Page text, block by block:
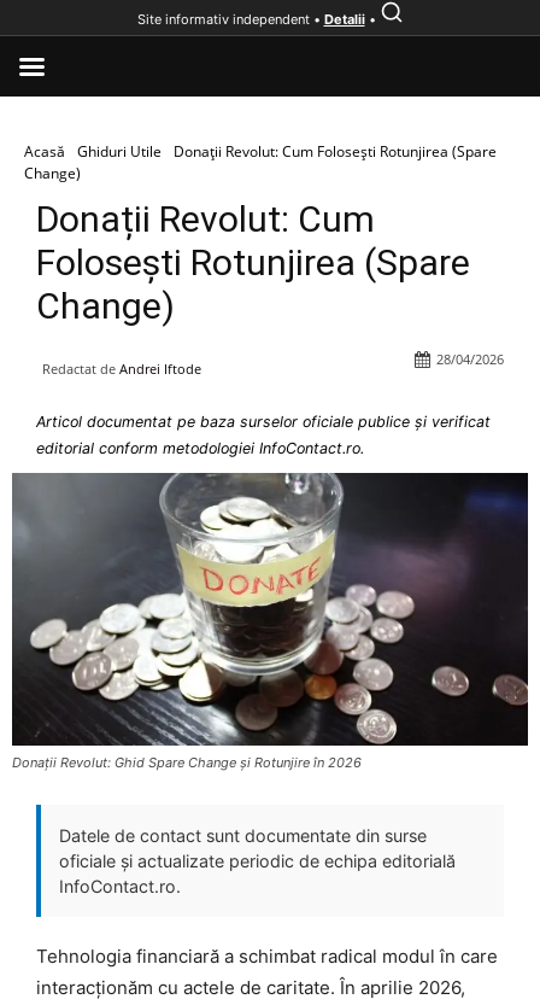
Acasă Ghiduri Utile
Donații Revolut: Cum Folosești Rotunjirea (Spare
Change)
Donații Revolut: Cum
Folosești Rotunjirea (Spare
Change)
Redactat de Andrei Iftode
28/04/2026
Articol documentat pe baza surselor oficiale publice și verificat
editorial conform metodologiei InfoContact.ro.
Donații Revolut: Ghid Spare Change și Rotunjire în 2026
Datele de contact sunt documentate din surse
oficiale și actualizate periodic de echipa editorială
InfoContact.ro.
Tehnologia financiară a schimbat radical modul în care
interacționăm cu actele de caritate. În aprilie 2026,
Site informativ independent • Detalii•